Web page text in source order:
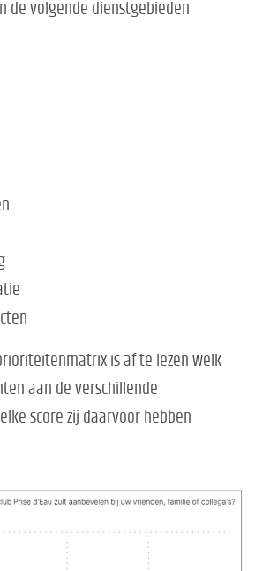
de volgende dienstgebieden
is af te lezen welk
aan de verschillende
score zij daarvoor hebben